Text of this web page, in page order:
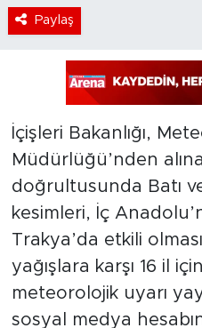
Paylaş
İçişleri Bakanlığı,
Müdürlüğü’nden
doğrultusunda Batı
kesimleri, İç
Trakya’da etkili
yağışlara karşı 16 il
meteorolojik uyarı
sosyal medya